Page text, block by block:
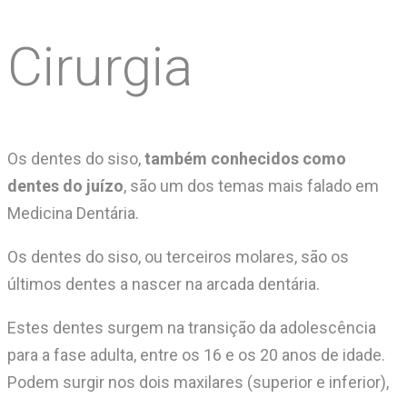
Cirurgia
Os dentes do siso,também conhecidos como
dentes do juízo, são um dos temas mais falado em
Medicina Dentária.
Os dentes do siso, ou terceiros molares, são os
últimos dentes a nascer na arcada dentária.
Estes dentes surgem na transição da adolescência
para a fase adulta, entre os 16 e os 20 anos de idade.
Podem surgir nos dois maxilares (superior e inferior),